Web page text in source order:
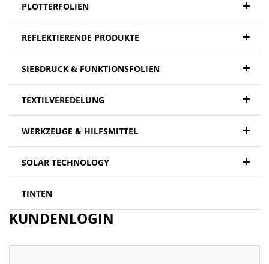
PLOTTERFOLIEN
REFLEKTIERENDE PRODUKTE
SIEBDRUCK & FUNKTIONSFOLIEN
TEXTILVEREDELUNG
WERKZEUGE & HILFSMITTEL
SOLAR TECHNOLOGY
TINTEN
KUNDENLOGIN